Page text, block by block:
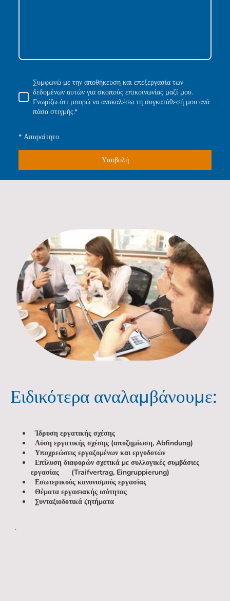
Συμφωνώ με την αποθήκευση και επεξεργασία των
δεδομένων αυτών για σκοπούς επικοινωνίας μαζί μου.
Γνωρίζω ότι μπορώ να ανακαλέσω τη συγκατάθεσή μου ανά
πάσα στιγμής.*
* Απαραίτητο
Υποβολή
Ειδικότερα αναλαμβάνουμε:
Ίδρυση εργατικής σχέσης
Λύση εργατικής σχέσης (αποζημίωση, Abfindung)
Υποχρεώσεις εργαζομένων και εργοδοτών
Επίλυση διαφορών σχετικά με συλλογικές συμβάσιες
εργασίας (Traifvertrag, Eingruppierung)
Εσωτερικούς κανονισμούς εργασίας
Θέματα εργασιακής ισότητας
Συνταξιοδοτικά ζητήματα
.